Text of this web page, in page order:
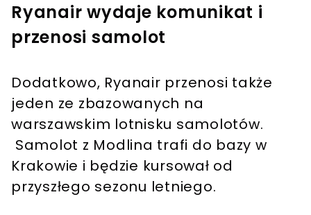
Ryanair wydaje komunikat i
przenosi samolot
Dodatkowo, Ryanair przenosi także
jeden ze zbazowanych na
warszawskim lotnisku samolotów.
Samolot z Modlina trafi do bazy w
Krakowie i będzie kursował od
przyszłego sezonu letniego.